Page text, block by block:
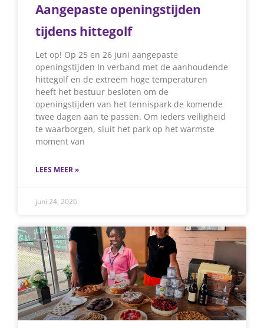
Aangepaste openingstijden
tijdens hittegolf
Let op! Op 25 en 26 juni aangepaste
openingstijden In verband met de aanhoudende
hittegolf en de extreem hoge temperaturen
heeft het bestuur besloten om de
openingstijden van het tennispark de komende
twee dagen aan te passen. Om ieders veiligheid
te waarborgen, sluit het park op het warmste
moment van
LEES MEER »
juni 24, 2026